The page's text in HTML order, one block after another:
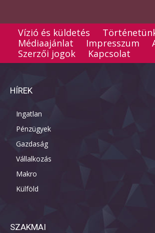
Vízió és küldetés
Médiaajánlat
Impresszum
Szerzői jogok
Kapcsolat
HÍREK
Ingatlan
Pénzügyek
Gazdaság
Vállalkozás
Makro
Külföld
SZAKMAI